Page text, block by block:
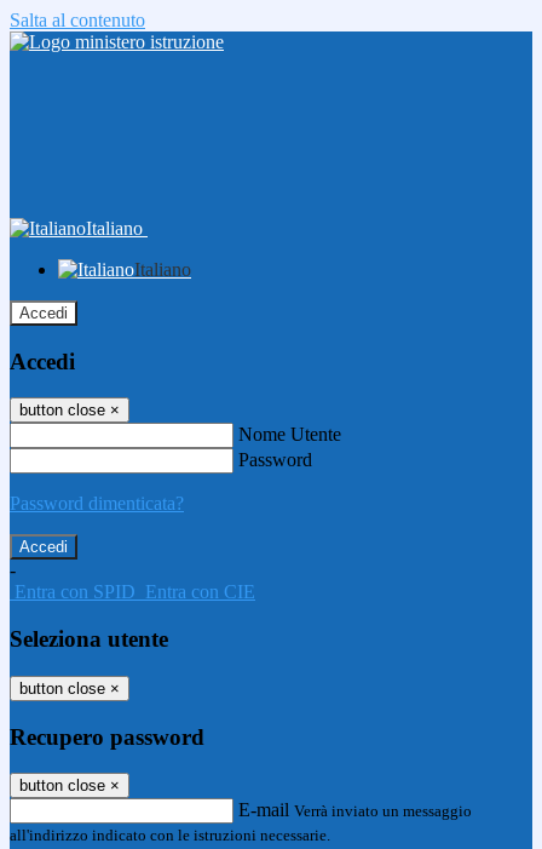
Salta al contenuto
Italiano
Italiano
Accedi
Accedi
button close ×
Nome Utente
Password
Password dimenticata?
-
Entra con SPID Entra con CIE
Seleziona utente
button close ×
Recupero password
button close ×
E-mail Verrà inviato un messaggio
all'indirizzo indicato con le istruzioni necessarie.